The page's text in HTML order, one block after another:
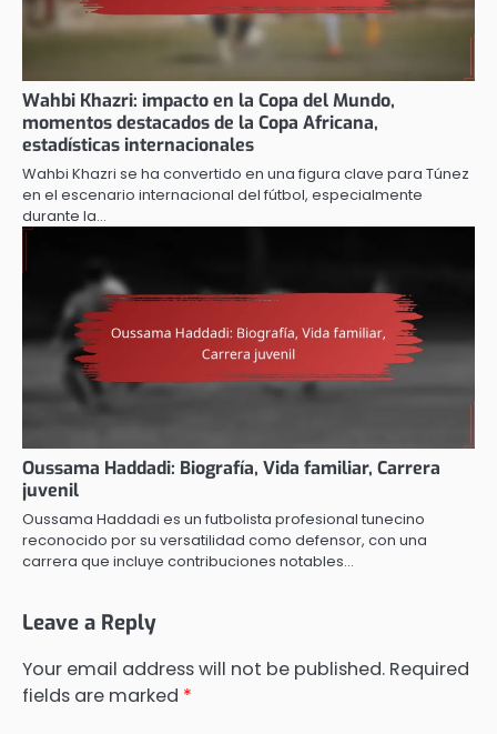
Wahbi Khazri: impacto en la Copa del Mundo,
momentos destacados de la Copa Africana,
estadísticas internacionales
Wahbi Khazri se ha convertido en una figura clave para Túnez
en el escenario internacional del fútbol, especialmente
durante la…
Oussama Haddadi: Biografía, Vida familiar, Carrera
juvenil
Oussama Haddadi es un futbolista profesional tunecino
reconocido por su versatilidad como defensor, con una
carrera que incluye contribuciones notables…
Leave a Reply
Your email address will not be published. Required
fields are marked *